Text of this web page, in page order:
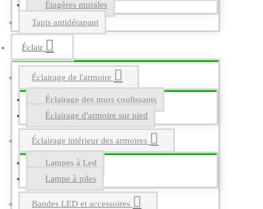
Étagères murales
Tapis antidérapant
Éclair
Éclairage de l'armoire
Éclairage des murs coulissants
Éclairage d'armoire sur pied
Éclairage intérieur des armoires
Lampes à Led
Lampe à piles
Bandes LED et accessoires